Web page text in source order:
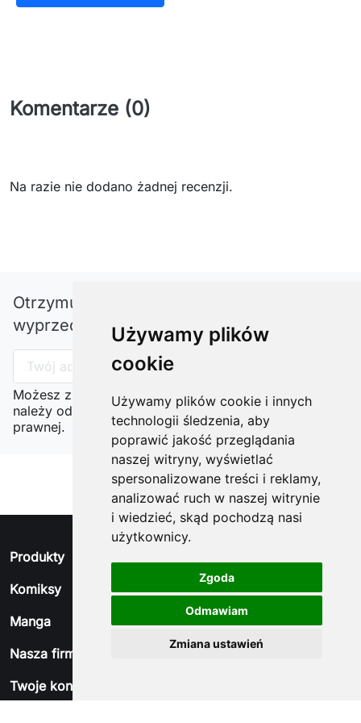
Używamy plików
cookie
Używamy plików cookie i innych
technologii śledzenia, aby
poprawić jakość przeglądania
naszej witryny, wyświetlać
spersonalizowane treści i reklamy,
analizować ruch w naszej witrynie
i wiedzieć, skąd pochodzą nasi
użytkownicy.
Zgoda
Odmawiam
Zmiana ustawień
Komentarze (0)
Na razie nie dodano żadnej recenzji.
Otrzymuj informację o nowościach i
wyprzedażach
Możesz zrezygnować w każdej chwili. W tym celu
należy odnaleźć szczegóły w naszej informacji
prawnej.
Produkty
Komiksy
Manga
Nasza firma
Twoje konto